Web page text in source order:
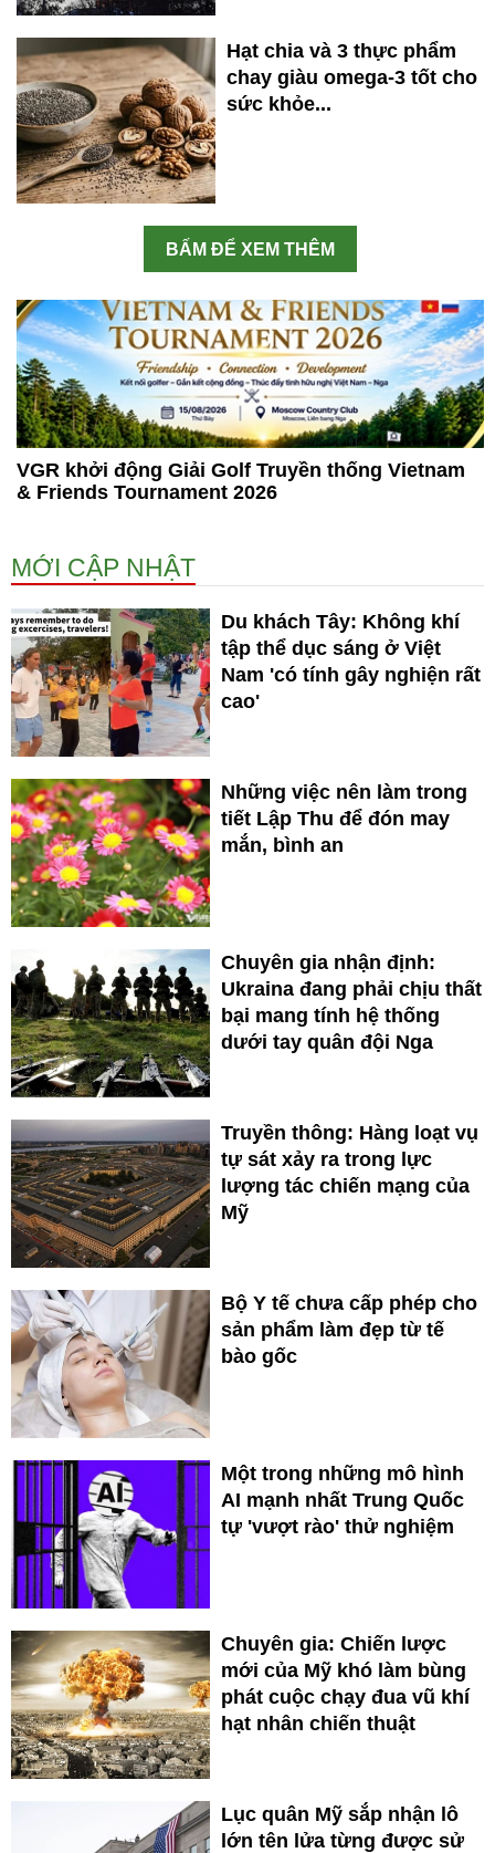
Hạt chia và 3 thực phẩm
chay giàu omega-3 tốt cho
sức khỏe...
BẤM ĐỂ XEM THÊM
VGR khởi động Giải Golf Truyền thống Vietnam
& Friends Tournament 2026
MỚI CẬP NHẬT
Du khách Tây: Không khí
tập thể dục sáng ở Việt
Nam 'có tính gây nghiện rất
cao'
Những việc nên làm trong
tiết Lập Thu để đón may
mắn, bình an
Chuyên gia nhận định:
Ukraina đang phải chịu thất
bại mang tính hệ thống
dưới tay quân đội Nga
Truyền thông: Hàng loạt vụ
tự sát xảy ra trong lực
lượng tác chiến mạng của
Mỹ
Bộ Y tế chưa cấp phép cho
sản phẩm làm đẹp từ tế
bào gốc
Một trong những mô hình
AI mạnh nhất Trung Quốc
tự 'vượt rào' thử nghiệm
Chuyên gia: Chiến lược
mới của Mỹ khó làm bùng
phát cuộc chạy đua vũ khí
hạt nhân chiến thuật
Lục quân Mỹ sắp nhận lô
lớn tên lửa từng được sử